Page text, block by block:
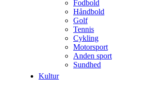
Fodbold
Håndbold
Golf
Tennis
Cykling
Motorsport
Anden sport
Sundhed
Kultur